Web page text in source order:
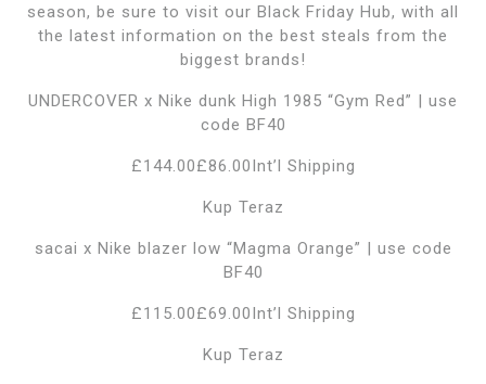
season, be sure to visit our Black Friday Hub, with all
the latest information on the best steals from the
biggest brands!
UNDERCOVER x Nike dunk High 1985 “Gym Red” | use
code BF40
£144.00£86.00Int’l Shipping
Kup Teraz
sacai x Nike blazer low “Magma Orange” | use code
BF40
£115.00£69.00Int’l Shipping
Kup Teraz